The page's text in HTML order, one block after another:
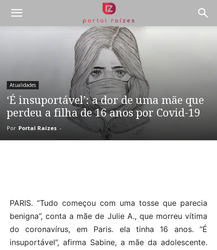
Atualidades
‘É insuportável’: a dor de uma mãe que
perdeu a filha de 16 anos por Covid-19
Por Portal Raízes -
PARIS. “Tudo começou com uma tosse que parecia
benigna”, conta a mãe de Julie A., que morreu vítima
do coronavírus, em Paris. ela tinha 16 anos. “É
insuportável”, afirma Sabine, a mãe da adolescente.